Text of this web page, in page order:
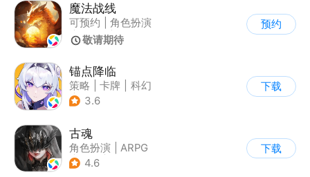
魔法战线
可预约
角色扮演
| ARPG | 奇幻
敬请期待
预约
锚点降临
策略 卡牌
科幻
| 美少女
3.6
下载
古魂
角色扮演
ARPG
| 奇幻
4.6
下载